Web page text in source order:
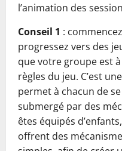
l’animation des
Conseil 1 :
progressez vers des
que votre groupe est à
règles du jeu. C’est
permet à chacun de
submergé par des
êtes équipés
offrent des